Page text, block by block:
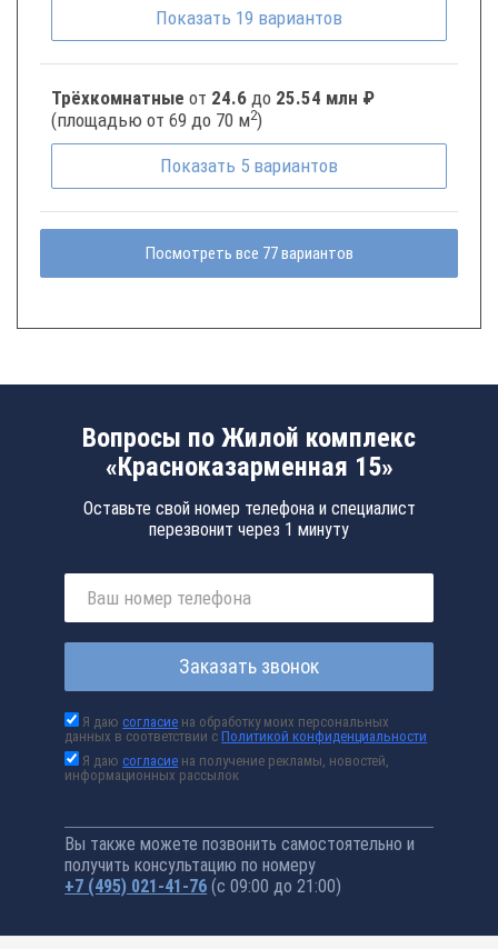
Показать 19 вариантов
Трёхкомнатные от 24.6 до 25.54 млн ₽
(площадью от 69 до 70 м2)
Показать 5 вариантов
Посмотреть все 77 вариантов
Вопросы по Жилой комплекс
«Красноказарменная 15»
Оставьте свой номер телефона и специалист
перезвонит через 1 минуту
Заказать звонок
Я даюсогласие на обработку моих персональных
данных в соответствии сПолитикой конфиденциальности
Я даюсогласие на получение рекламы, новостей,
информационных рассылок
Вы также можете позвонить самостоятельно и
получить консультацию по номеру
+7 (495) 021-41-76 (с 09:00 до 21:00)